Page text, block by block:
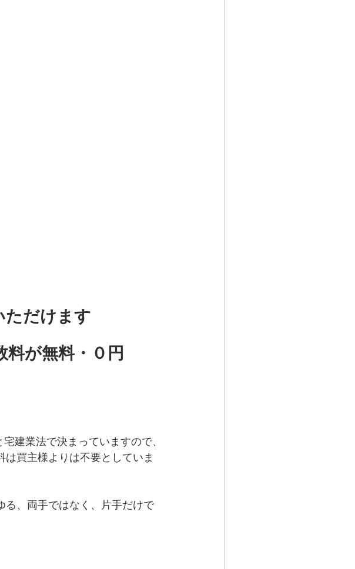
ただけます
料が無料・０円
建業法で決まっていますので、
買主様よりは不要としていま
る、両手ではなく、片手だけで